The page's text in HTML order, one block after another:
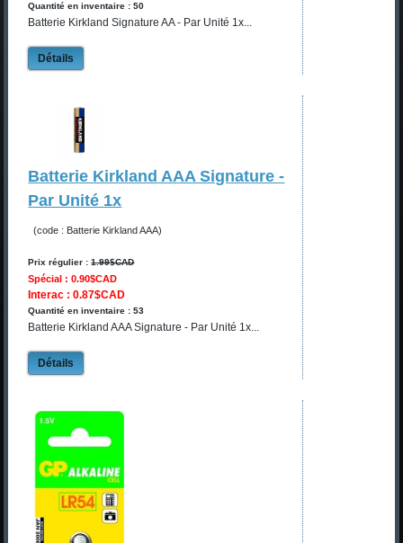
Quantité en inventaire : 50
Batterie Kirkland Signature AA - Par Unité 1x...
Détails
Batterie Kirkland AAA Signature -
Par Unité 1x
(code : Batterie Kirkland AAA)
Prix régulier :1.99$CAD
Spécial : 0.90$CAD
Interac : 0.87$CAD
Quantité en inventaire : 53
Batterie Kirkland AAA Signature - Par Unité 1x...
Détails